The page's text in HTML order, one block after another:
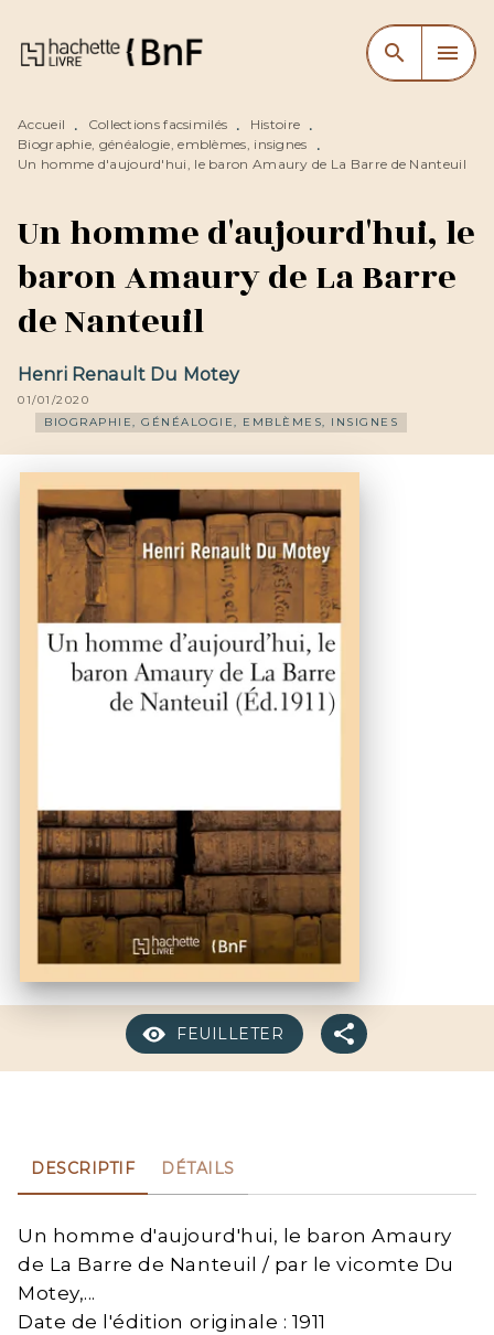
MENU RECHERCHE
CONTENU
search menu
Accueil • Collections facsimilés • Histoire •
Biographie, généalogie, emblèmes, insignes
•
Un homme d'aujourd'hui, le baron Amaury de La Barre de Nanteuil
Un homme d'aujourd'hui, le
baron Amaury de La Barre
de Nanteuil
Henri Renault Du Motey
01/01/2020
BIOGRAPHIE, GÉNÉALOGIE, EMBLÈMES, INSIGNES
FEUILLETER
DESCRIPTIF DÉTAILS
Un homme d'aujourd'hui, le baron Amaury
de La Barre de Nanteuil / par le vicomte Du
Motey,...
Date de l'édition originale : 1911